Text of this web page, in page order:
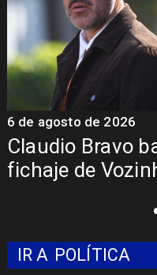
Presentación
Colo: Fecha,
5 de agosto de 2026
IR A POLÍTICA